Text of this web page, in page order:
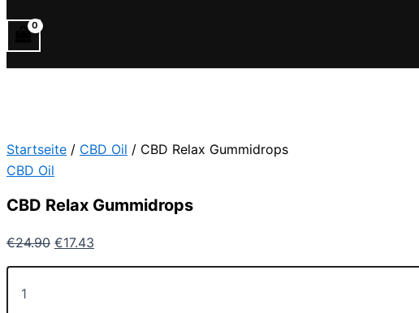
Startseite / CBD Oil / CBD Relax Gummidrops
CBD Oil
CBD Relax Gummidrops
€24.90 Ursprünglicher
Preis
€17.43
Preis
CBD
Relax